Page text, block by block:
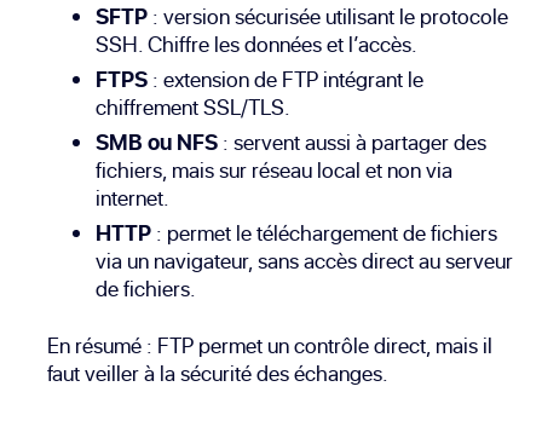
SFTP : version sécurisée utilisant le protocole
SSH. Chiffre les données et l’accès.
FTPS : extension de FTP intégrant le
chiffrement SSL/TLS.
SMB ou NFS : servent aussi à partager des
fichiers, mais sur réseau local et non via
internet.
HTTP : permet le téléchargement de fichiers
via un navigateur, sans accès direct au serveur
de fichiers.
En résumé : FTP permet un contrôle direct, mais il
faut veiller à la sécurité des échanges.